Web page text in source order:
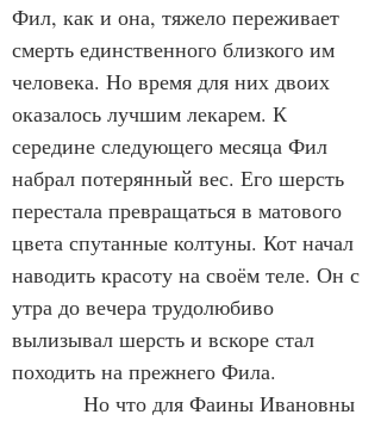
Фил, как и она, тяжело переживает
смерть единственного близкого им
человека. Но время для них двоих
оказалось лучшим лекарем. К
середине следующего месяца Фил
набрал потерянный вес. Его шерсть
перестала превращаться в матового
цвета спутанные колтуны. Кот начал
наводить красоту на своём теле. Он с
утра до вечера трудолюбиво
вылизывал шерсть и вскоре стал
походить на прежнего Фила.